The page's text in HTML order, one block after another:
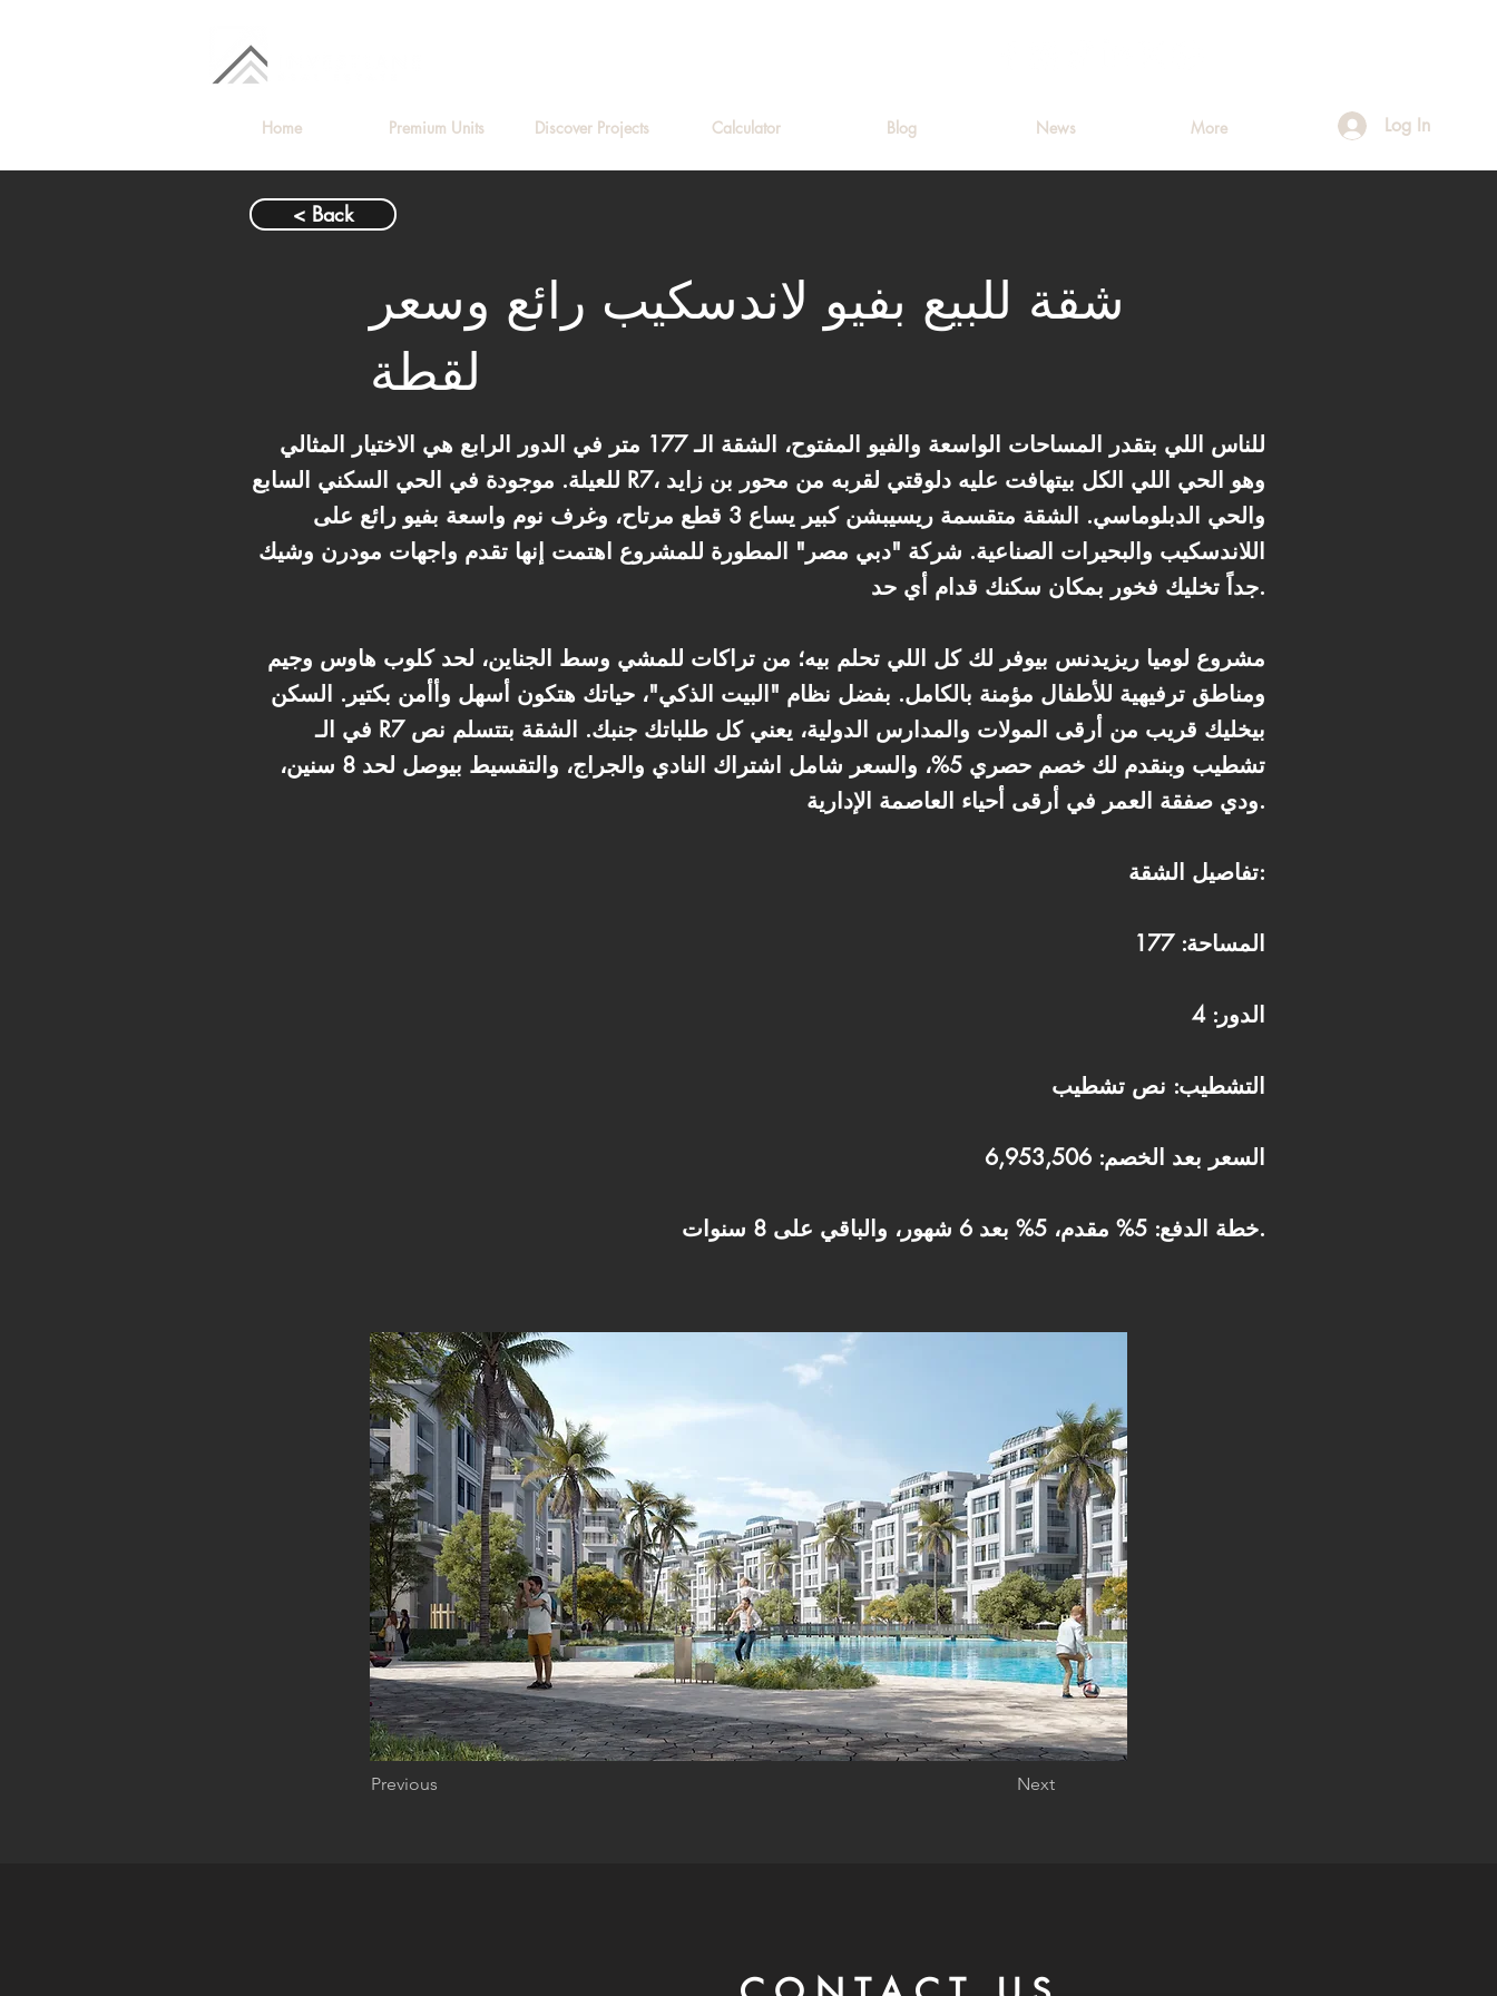
Home Premium Units Discover Projects Calculator Blog News More Log In
< Back
شقة للبيع بفيو لاندسكيب رائع وسعر
لقطة
للناس اللي بتقدر المساحات الواسعة والفيو المفتوح، الشقة الـ 177 متر في الدور الرابع هي الاختيار المثالي
للعيلة. موجودة في الحي السكني السابع R7، وهو الحي اللي الكل بيتهافت عليه دلوقتي لقربه من محور بن زايد
والحي الدبلوماسي. الشقة متقسمة ريسيبشن كبير يساع 3 قطع مرتاح، وغرف نوم واسعة بفيو رائع على
اللاندسكيب والبحيرات الصناعية. شركة "دبي مصر" المطورة للمشروع اهتمت إنها تقدم واجهات مودرن وشيك
جداً تخليك فخور بمكان سكنك قدام أي حد.
مشروع لوميا ريزيدنس بيوفر لك كل اللي تحلم بيه؛ من تراكات للمشي وسط الجناين، لحد كلوب هاوس وجيم
ومناطق ترفيهية للأطفال مؤمنة بالكامل. بفضل نظام "البيت الذكي"، حياتك هتكون أسهل وأأمن بكتير. السكن
في الـ R7 بيخليك قريب من أرقى المولات والمدارس الدولية، يعني كل طلباتك جنبك. الشقة بتتسلم نص
تشطيب وبنقدم لك خصم حصري 5%، والسعر شامل اشتراك النادي والجراج، والتقسيط بيوصل لحد 8 سنين،
ودي صفقة العمر في أرقى أحياء العاصمة الإدارية.
تفاصيل الشقة:
المساحة: 177
الدور: 4
التشطيب: نص تشطيب
السعر بعد الخصم: 6,953,506
خطة الدفع: 5% مقدم، 5% بعد 6 شهور، والباقي على 8 سنوات.
Previous Next